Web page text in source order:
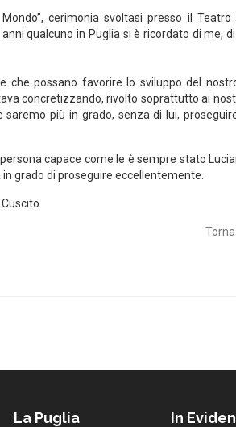
cerimonia svoltasi presso il
qualcuno in Puglia si è ricordato di me,
che possano favorire lo sviluppo del
concretizzando, rivolto soprattutto ai
più in grado, senza di lui,
capace come le è sempre stato
grado di proseguire eccellentemente.
La Puglia In